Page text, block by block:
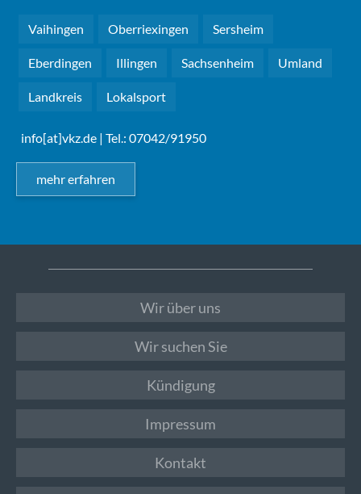
Vaihingen Oberriexingen Sersheim
Eberdingen Illingen Sachsenheim Umland
Landkreis Lokalsport
info[at]vkz.de | Tel.: 07042/91950
mehr erfahren
Wir über uns
Wir suchen Sie
Kündigung
Impressum
Kontakt